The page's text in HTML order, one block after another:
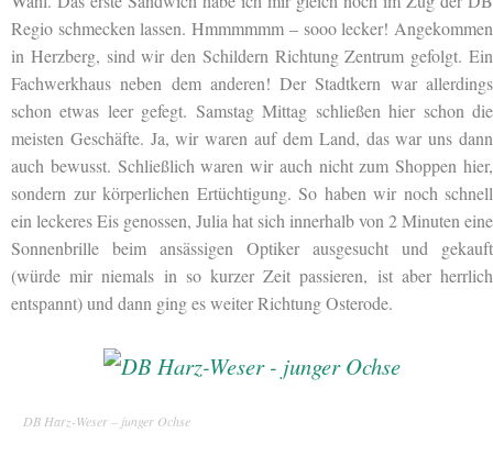
Regio schmecken lassen. Hmmmmmm – sooo lecker! Angekommen
in Herzberg, sind wir den Schildern Richtung Zentrum gefolgt. Ein
Fachwerkhaus neben dem anderen! Der Stadtkern war allerdings
schon etwas leer gefegt. Samstag Mittag schließen hier schon die
meisten Geschäfte. Ja, wir waren auf dem Land, das war uns dann
auch bewusst. Schließlich waren wir auch nicht zum Shoppen hier,
sondern zur körperlichen Ertüchtigung. So haben wir noch schnell
ein leckeres Eis genossen, Julia hat sich innerhalb von 2 Minuten eine
Sonnenbrille beim ansässigen Optiker ausgesucht und gekauft
(würde mir niemals in so kurzer Zeit passieren, ist aber herrlich
entspannt) und dann ging es weiter Richtung Osterode.
DB Harz-Weser – junger Ochse